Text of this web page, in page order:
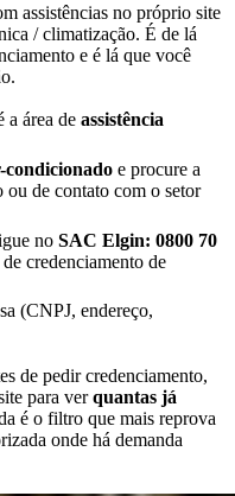
assistências no próprio site
/ climatização. É de lá
e é lá que você
a área deassistência
condicionado e procure a
ou de contato com o setor
noSAC Elgin: 0800 70
credenciamento de
(CNPJ, endereço,
de pedir credenciamento,
para verquantas já
é o filtro que mais reprova
onde há demanda